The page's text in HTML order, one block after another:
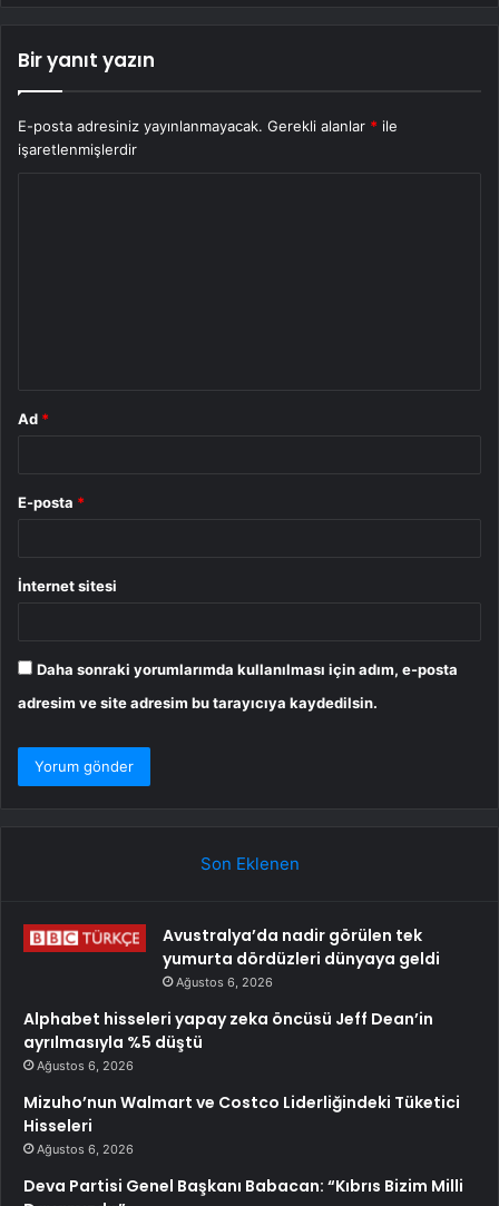
Bir yanıt yazın
E-posta adresiniz yayınlanmayacak. Gerekli alanlar * ile
işaretlenmişlerdir
Ad *
E-posta *
İnternet sitesi
Daha sonraki yorumlarımda kullanılması için adım, e-posta
adresim ve site adresim bu tarayıcıya kaydedilsin.
Son Eklenen
Avustralya’da nadir görülen tek
yumurta dördüzleri dünyaya geldi
Ağustos 6, 2026
Alphabet hisseleri yapay zeka öncüsü Jeff Dean’in
ayrılmasıyla %5 düştü
Ağustos 6, 2026
Mizuho’nun Walmart ve Costco Liderliğindeki Tüketici
Hisseleri
Ağustos 6, 2026
Deva Partisi Genel Başkanı Babacan: “Kıbrıs Bizim Milli